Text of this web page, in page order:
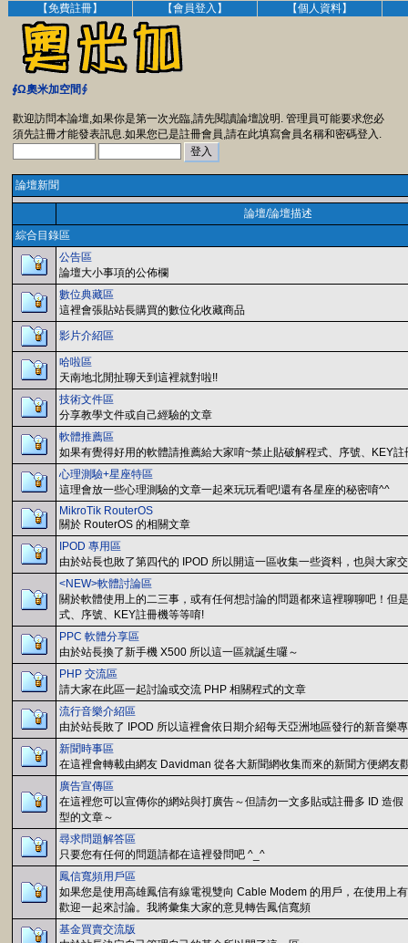
【免費註冊】 【會員登入】 【個人資料】
∮Ω奧米加空間∮
歡迎訪問本論壇,如果你是第一次光臨,請先閱讀論壇說明. 管理員可能要求您必
須先註冊才能發表訊息.如果您已是註冊會員,請在此填寫會員名稱和密碼登入.
論壇新聞
論壇/論壇描述
綜合目錄區
公告區
論壇大小事項的公佈欄
數位典藏區
這裡會張貼站長購買的數位化收藏商品
影片介紹區
哈啦區
天南地北閒扯聊天到這裡就對啦!!
技術文件區
分享教學文件或自己經驗的文章
軟體推薦區
如果有覺得好用的軟體請推薦給大家唷~禁止貼破解程式、序號、KEY註
心理測驗+星座特區
這理會放一些心理測驗的文章一起來玩玩看吧!還有各星座的秘密唷^^
MikroTik RouterOS
關於 RouterOS 的相關文章
IPOD 專用區
由於站長也敗了第四代的 IPOD 所以開這一區收集一些資料，也與大家
<NEW>軟體討論區
關於軟體使用上的二三事，或有任何想討論的問題都來這裡聊聊吧！但
式、序號、KEY註冊機等等唷!
PPC 軟體分享區
由於站長換了新手機 X500 所以這一區就誕生囉～
PHP 交流區
請大家在此區一起討論或交流 PHP 相關程式的文章
流行音樂介紹區
由於站長敗了 IPOD 所以這裡會依日期介紹每天亞洲地區發行的新音樂
新聞時事區
在這裡會轉載由網友 Davidman 從各大新聞網收集而來的新聞方便網友
廣告宣傳區
在這裡您可以宣傳你的網站與打廣告～但請勿一文多貼或註冊多 ID 造假
型的文章～
尋求問題解答區
只要您有任何的問題請都在這裡發問吧 ^_^
鳳信寬頻用戶區
如果您是使用高雄鳳信有線電視雙向 Cable Modem 的用戶，在使用上
歡迎一起來討論。我將彙集大家的意見轉告鳳信寬頻
基金買賣交流版